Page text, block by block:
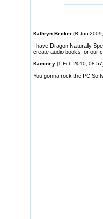
Kathryn Becker (8 Jun
I have Dragon Naturally
create audio books for our
Kaminey (1 Feb 2010,
You gonna rock the PC